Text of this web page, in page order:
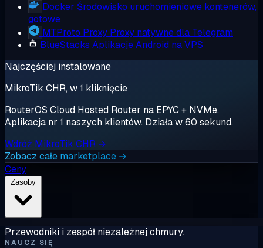
Docker Środowisko uruchomieniowe kontenerów,
gotowe
MTProto Proxy Proxy natywne dla Telegram
BlueStacks Aplikacje Android na VPS
Najczęściej instalowane
MikroTik CHR, w 1 kliknięcie
RouterOS Cloud Hosted Router na EPYC + NVMe.
Aplikacja nr 1 naszych klientów. Działa w 60 sekund.
Wdróż MikroTik CHR →
Zobacz całe marketplace →
Ceny
Przewodniki i zespół niezależnej chmury.
NAUCZ SIĘ